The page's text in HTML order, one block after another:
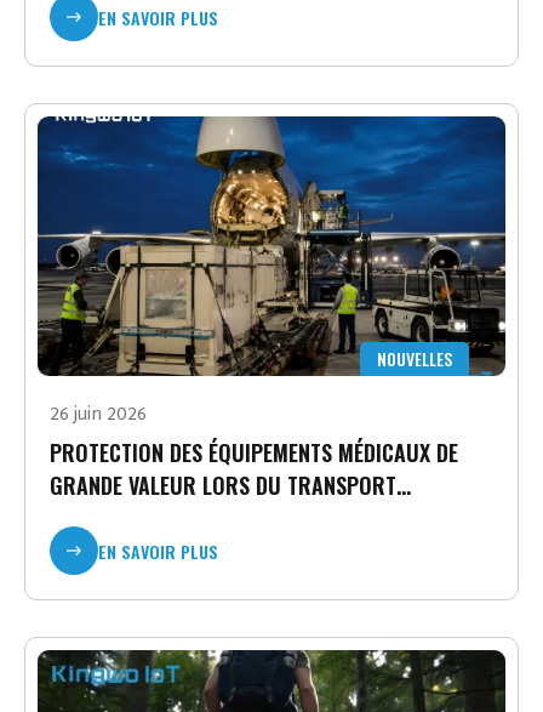
D’APPROVISIONNEMENT EST DEVENUE UNE
NÉCESSITÉ STRATÉGIQUE
EN SAVOIR PLUS
NOUVELLES
26 juin 2026
PROTECTION DES ÉQUIPEMENTS MÉDICAUX DE
GRANDE VALEUR LORS DU TRANSPORT
INTERNATIONAL GRÂCE AU SUIVI DES ACTIFS PAR
L'INTERNET DES OBJETS (IOT)
EN SAVOIR PLUS